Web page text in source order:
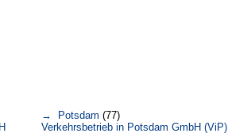
→ Potsdam (77)
Verkehrsbetrieb in Potsdam GmbH (ViP)